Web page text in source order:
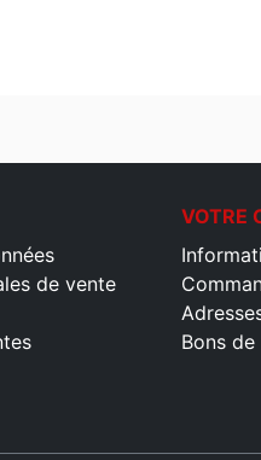
de vente
VOTRE
Bons